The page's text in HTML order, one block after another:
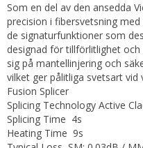
Som en del av den ansedda
precision i fibersvetsning
de signaturfunktioner som
designad för tillförlitlighet och
sig på mantellinjering och
vilket ger pålitliga svetsart vid
Fusion Splicer
Splicing Technology Active
Splicing Time 4s
Heating Time 9s